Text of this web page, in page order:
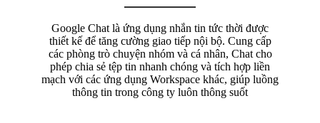
Google Chat là ứng dụng nhắn tin tức thời được
thiết kế để tăng cường giao tiếp nội bộ. Cung cấp
các phòng trò chuyện nhóm và cá nhân, Chat cho
phép chia sẻ tệp tin nhanh chóng và tích hợp liền
mạch với các ứng dụng Workspace khác, giúp luồng
thông tin trong công ty luôn thông suốt